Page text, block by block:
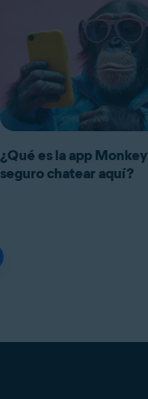
¿Qué es la app
seguro chatear aquí?